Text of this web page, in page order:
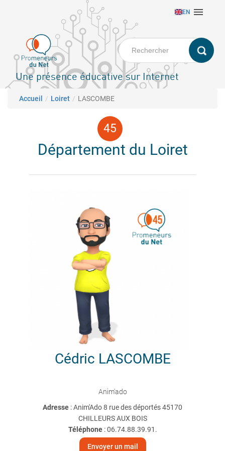
principal
EN 
Une présence éducative sur Internet
Fil d'Ariane
Accueil Loiret LASCOMBE
Département du Loiret
Cédric LASCOMBE
Anim'ado
Adresse : Anim'Ado 8 rue des déportés 45170
CHILLEURS AUX BOIS
Téléphone:06.74.88.39.91.
Envoyer un mail